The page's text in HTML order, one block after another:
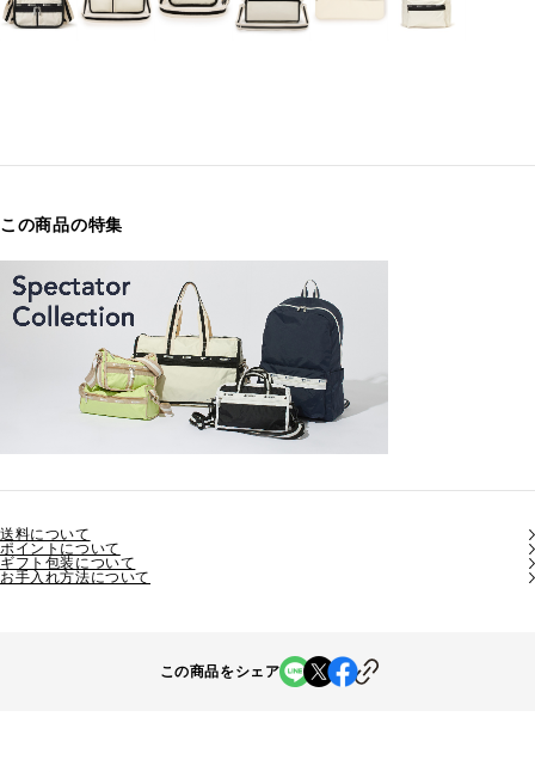
この商品の特集
送料について
ポイントについて
ギフト包装について
お手入れ方法について
この商品をシェア